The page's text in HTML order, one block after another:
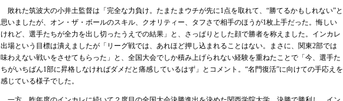
敗れた筑波大の小井土監督は「完全な力負け。たまたまウチが先に1点を取れて、“勝てるかもしれない”と
思いましたが、オン・ザ・ボールのスキル、クオリティー、タフさで相手のほうが1枚上手だった。悔しい
けれど、選手たちが全力を出し切ったうえでの結果」と、さっぱりとした顔で勝者を称えました。インカレ
出場という目標は潰えましたが「リーグ戦では、あれほど押し込まれることはない。まさに、関東2部では
味わえない戦いをさせてもらった」と、全国大会でしか積み上げられない経験を重ねたことで「今、選手た
ちがいちばん1部に昇格しなければダメだと痛感しているはず」とコメント。“名門復活”に向けての手応えを
感じている様子でした。